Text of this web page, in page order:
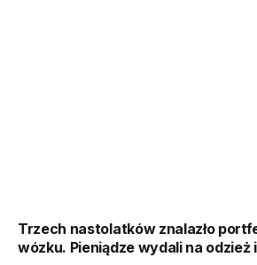
Trzech nastolatków znalazło
wózku. Pieniądze wydali na odzież